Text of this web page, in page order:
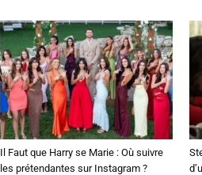
Il Faut que Harry se Marie : Où suivre
les prétendantes sur Instagram ?